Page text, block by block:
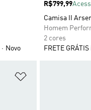
Novo
Preço
R$799,99
Camisa II
Homem
2 cores
FRETE
Adicionar à Lista